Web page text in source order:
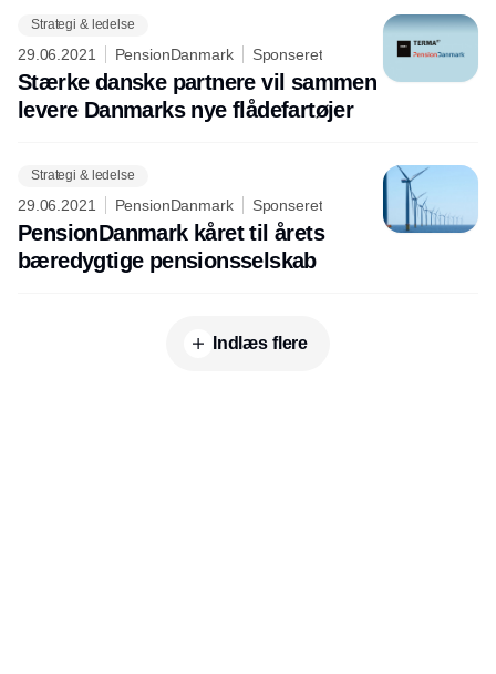
Strategi & ledelse
29.06.2021 PensionDanmark Sponseret
Stærke danske partnere vil sammen
levere Danmarks nye flådefartøjer
Strategi & ledelse
29.06.2021 PensionDanmark Sponseret
PensionDanmark kåret til årets
bæredygtige pensionsselskab
Indlæs flere